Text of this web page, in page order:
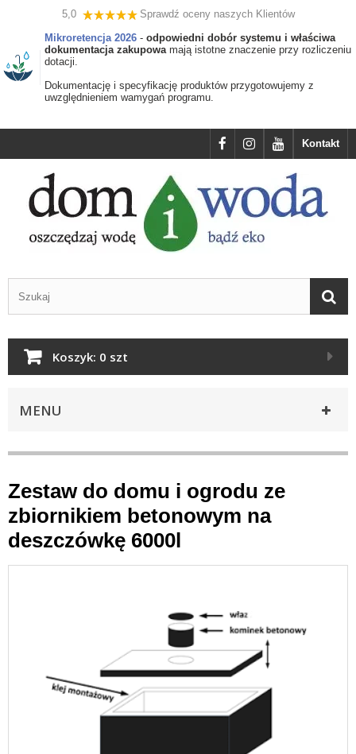
5,0
Sprawdź oceny naszych Klientów
Mikroretencja 2026 - odpowiedni dobór systemu i właściwa
dokumentacja zakupowamają istotne znaczenie przy rozliczeniu
dotacji.
Dokumentację i specyfikację produktów przygotowujemy z
uwzględnieniem wamygań programu.
Kontakt
Koszyk: 0 szt
MENU
Zestaw do domu i ogrodu ze
zbiornikiem betonowym na
deszczówkę 6000l